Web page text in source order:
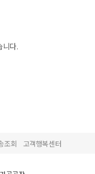
니다.
조회 고객행복센터